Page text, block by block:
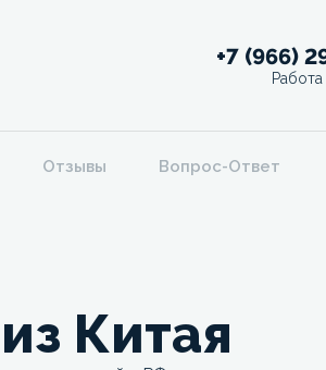
+7 (966)
Отзывы Вопрос-Ответ
Китая